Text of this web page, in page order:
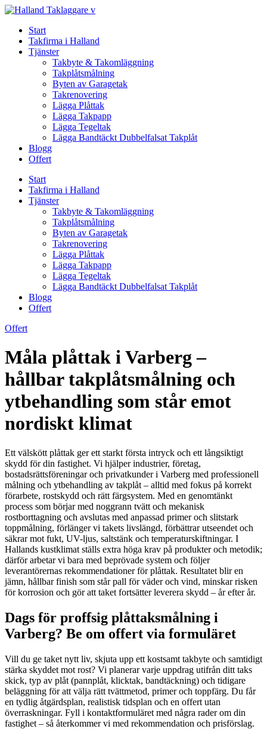
Skip
contentStart
Takfirma i Halland
Tjänster
Takbyte & Takomläggning
Takplåtsmålning
Byten av Garagetak
Takrenovering
Lägga Plåttak
Lägga Takpapp
Lägga Tegeltak
Lägga Bandtäckt Dubbelfalsat Takplåt
Blogg
Offert
Start
Takfirma i Halland
Tjänster
Takbyte & Takomläggning
Takplåtsmålning
Byten av Garagetak
Takrenovering
Lägga Plåttak
Lägga Takpapp
Lägga Tegeltak
Lägga Bandtäckt Dubbelfalsat Takplåt
Blogg
Offert
Offert
Måla plåttak i Varberg –
hållbar takplåtsmålning och
ytbehandling som står emot
nordiskt klimat
Ett välskött plåttak ger ett starkt första intryck och ett långsiktigt
skydd för din fastighet. Vi hjälper industrier, företag,
bostadsrättsföreningar och privatkunder i Varberg med professionell
målning och ytbehandling av takplåt – alltid med fokus på korrekt
förarbete, rostskydd och rätt färgsystem. Med en genomtänkt
process som börjar med noggrann tvätt och mekanisk
rostborttagning och avslutas med anpassad primer och slitstark
toppmålning, förlänger vi takets livslängd, förbättrar utseendet och
säkrar mot fukt, UV-ljus, saltstänk och temperaturskiftningar. I
Hallands kustklimat ställs extra höga krav på produkter och metodik;
därför arbetar vi bara med beprövade system och följer
leverantörernas rekommendationer för plåttak. Resultatet blir en
jämn, hållbar finish som står pall för väder och vind, minskar risken
för korrosion och gör att taket fortsätter leverera skydd – år efter år.
Dags för proffsig plåttaksmålning i
Varberg? Be om offert via formuläret
Vill du ge taket nytt liv, skjuta upp ett kostsamt takbyte och samtidigt
stärka skyddet mot rost? Vi planerar varje uppdrag utifrån ditt taks
skick, typ av plåt (pannplåt, klicktak, bandtäckning) och tidigare
beläggning för att välja rätt tvättmetod, primer och toppfärg. Du får
en tydlig åtgärdsplan, realistisk tidsplan och en offert utan
överraskningar. Fyll i kontaktformuläret med några rader om din
fastighet – så återkommer vi med rekommendation och prisförslag.